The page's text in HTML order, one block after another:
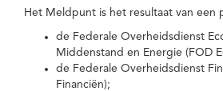
Het Meldpunt is het resultaat van een
de Federale Overheidsdienst
Middenstand en Energie (FOD
de Federale Overheidsdienst
Financiën);